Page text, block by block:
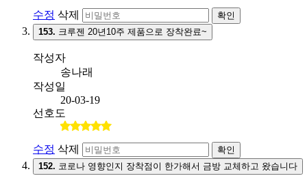
수정 삭제
확인
153. 크루젠 20년10주 제품으로 장착완료~
작성자
송나래
작성일
20-03-19
선호도
수정 삭제
확인
152. 코로나 영향인지 장착점이 한가해서 금방 교체하고 왔습니다